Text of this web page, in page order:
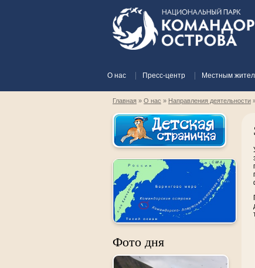
О нас Пресс-центр Местным
Главная » О нас » Направления деятельности
Фото дня